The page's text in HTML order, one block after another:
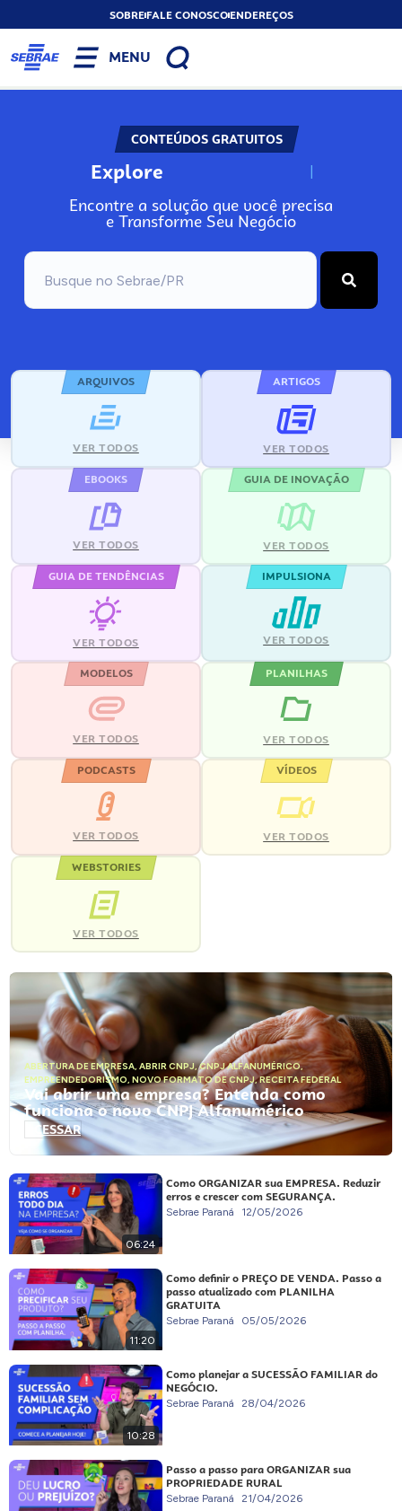
SOBREFALE CONOSCOENDEREÇOS
MENU
CONTEÚDOS GRATUITOS
Explore N
Encontre a solução que você precisa
e Transforme Seu Negócio
ARQUIVOS
VER TODOS
ARTIGOS
VER TODOS
EBOOKS
VER TODOS
GUIA DE INOVAÇÃO
VER TODOS
GUIA DE TENDÊNCIAS
VER TODOS
IMPULSIONA
VER TODOS
MODELOS
VER TODOS
PLANILHAS
VER TODOS
PODCASTS
VER TODOS
VÍDEOS
VER TODOS
WEBSTORIES
VER TODOS
ABERTURA DE EMPRESA, ABRIR CNPJ,CNPJ ALFANUMÉRICO,
EMPREENDEDORISMO, NOVO FORMATO DE CNPJ,RECEITA FEDERAL
Vai abrir uma empresa? Entenda como
funciona o novo CNPJ Alfanumérico
ACESSAR
06:24
Como ORGANIZAR sua EMPRESA. Reduzir
erros e crescer com SEGURANÇA.
Sebrae Paraná 12/05/2026
11:20
Como definir o PREÇO DE VENDA. Passo a
passo atualizado com PLANILHA
GRATUITA
Sebrae Paraná 05/05/2026
10:28
Como planejar a SUCESSÃO FAMILIAR do
NEGÓCIO.
Sebrae Paraná 28/04/2026
Passo a passo para ORGANIZAR sua
PROPRIEDADE RURAL
Sebrae Paraná 21/04/2026